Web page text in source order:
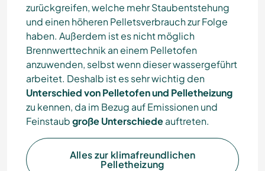
zurückgreifen, welche mehr Staubentstehung
und einen höheren Pelletsverbrauch zur Folge
haben. Außerdem ist es nicht möglich
Brennwerttechnik an einem Pelletofen
anzuwenden, selbst wenn dieser wassergeführt
arbeitet. Deshalb ist es sehr wichtig den
Unterschied von Pelletofen und Pelletheizung
zu kennen, da im Bezug auf Emissionen und
Feinstaubgroße Unterschiedeauftreten.
Alles zur klimafreundlichen
Pelletheizung